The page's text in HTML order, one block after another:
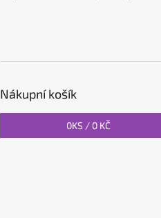
Nákupní košík
0KS / 0 KČ